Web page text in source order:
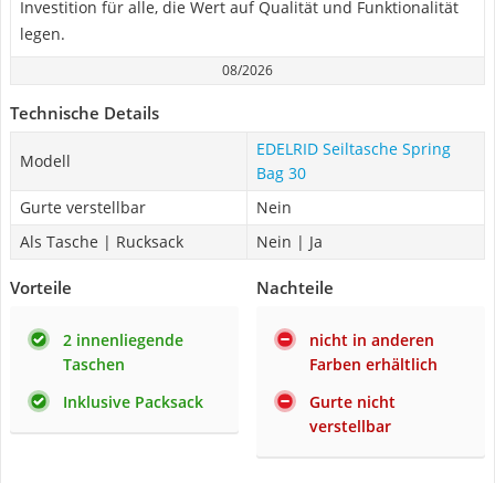
Investition für alle, die Wert auf Qualität und Funktionalität
legen.
08/2026
Technische Details
Modell
EDELRID Seiltasche Spring
Bag 30
Gurte verstellbar
Nein
Als Tasche | Rucksack
Nein | Ja
Vorteile
2 innenliegende
Taschen
Inklusive Packsack
Nachteile
nicht in anderen
Farben erhältlich
Gurte nicht
verstellbar